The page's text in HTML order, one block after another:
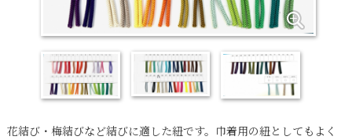
花結び・梅結びなど結びに適した紐です。巾着用の紐としてもよく